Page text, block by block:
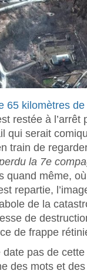
65 kilomètres
restée à l’arrêt
qui serait
train de
la 7e
quand même,
repartie,
de la
de
de frappe
pas de
des mots et